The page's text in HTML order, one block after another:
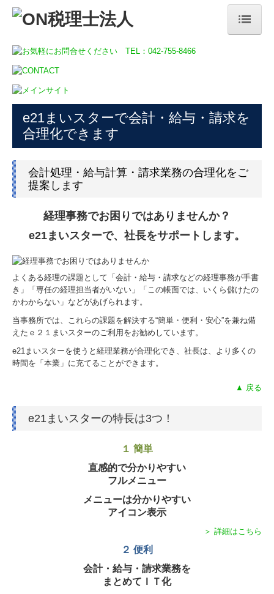
HOME
当事務所のサービス
補助金・助成金・融資情報
関与先向け融資商品ご紹介
経営者お役立ち情報
経営革新等支援機関
TKCシステムのご紹介
TKCシステムQ&A
病院・診療所の皆様へ
社会福祉法人の皆様へ
公益法人の皆様へ
経営者の四季
海外展開支援
国の共済制度活用コーナー
e21まいスターで会計・給与・請求を
合理化できます
会計処理・給与計算・請求業務の合理化をご
提案します
経理事務でお困りではありませんか？
e21まいスターで、社長をサポートします。
よくある経理の課題として「会計・給与・請求などの経理事務が手書
き」「専任の経理担当者がいない」「この帳面では、いくら儲けたの
かわからない」などがあげられます。
当事務所では、これらの課題を解決する“簡単・便利・安心”を兼ね備
えたｅ２１まいスターのご利用をお勧めしています。
e21まいスターを使うと経理業務が合理化でき、社長は、より多くの
時間を「本業」に充てることができます。
▲ 戻る
e21まいスターの特長は3つ！
１ 簡単
直感的で分かりやすい
フルメニュー
メニューは分かりやすい
アイコン表示
＞ 詳細はこちら
２ 便利
会計・給与・請求業務を
まとめてＩＴ化